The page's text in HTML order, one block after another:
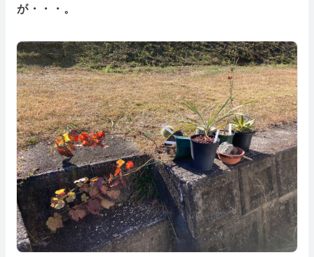
が・・・。